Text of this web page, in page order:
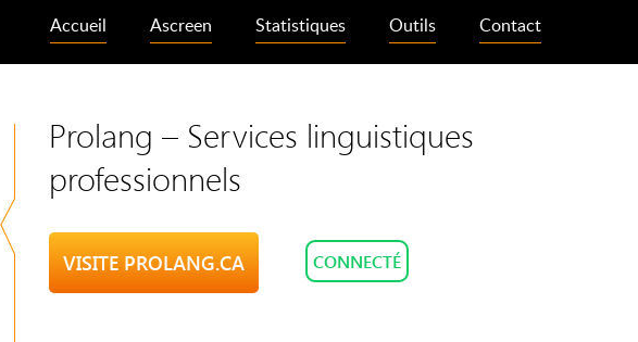
Accueil Ascreen Statistiques Outils Contact
Prolang – Services linguistiques
professionnels
VISITE PROLANG.CA CONNECTÉ